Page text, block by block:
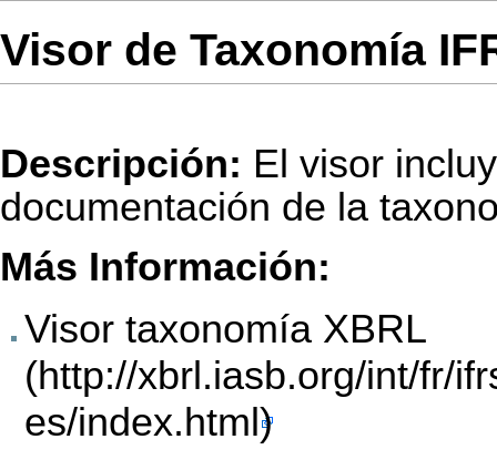
Visor de Taxonomía
Descripción: El visor
documentación de la
Más Información:
Visor taxonomía XBRL